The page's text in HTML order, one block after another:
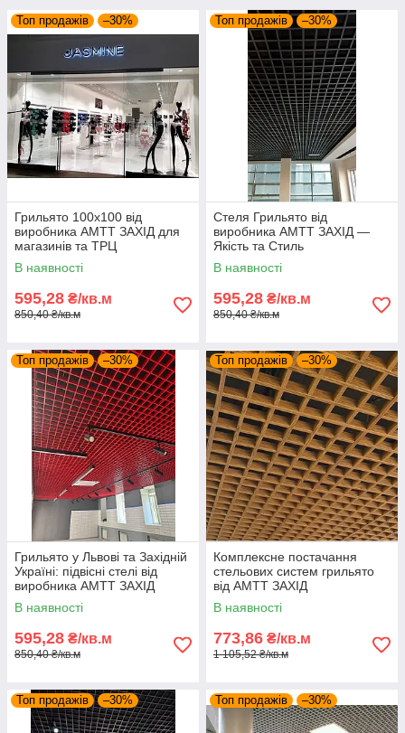
Топ продажів –30%
Грильято 100х100 від
виробника АМТТ ЗАХІД для
магазинів та ТРЦ
В наявності
595,28 ₴/кв.м
850,40 ₴/кв.м
Топ продажів –30%
Стеля Грильято від
виробника АМТТ ЗАХІД —
Якість та Стиль
В наявності
595,28 ₴/кв.м
850,40 ₴/кв.м
Топ продажів –30%
Грильято у Львові та Західній
Україні: підвісні стелі від
виробника АМТТ ЗАХІД
В наявності
595,28 ₴/кв.м
850,40 ₴/кв.м
Топ продажів –30%
Комплексне постачання
стельових систем грильято
від АМТТ ЗАХІД
В наявності
773,86 ₴/кв.м
1 105,52 ₴/кв.м
Топ продажів –30% Топ продажів –30%